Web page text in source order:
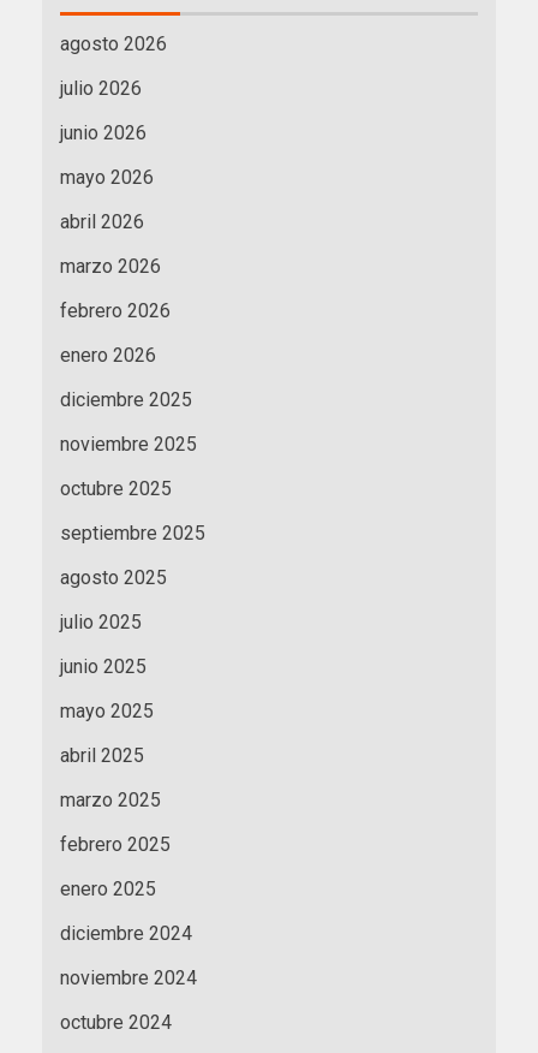
agosto 2026
julio 2026
junio 2026
mayo 2026
abril 2026
marzo 2026
febrero 2026
enero 2026
diciembre 2025
noviembre 2025
octubre 2025
septiembre 2025
agosto 2025
julio 2025
junio 2025
mayo 2025
abril 2025
marzo 2025
febrero 2025
enero 2025
diciembre 2024
noviembre 2024
octubre 2024